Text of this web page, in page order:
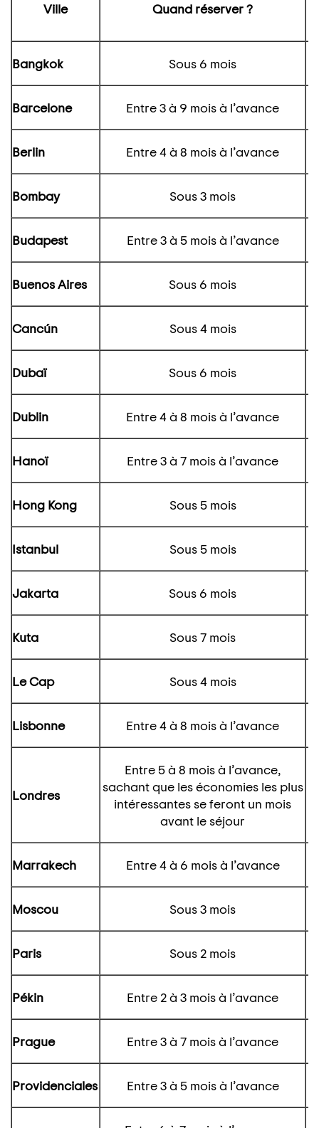
Ville Quand réserver ?
Bangkok Sous 6 mois
Barcelone Entre 3 à 9 mois à l’avance
Berlin Entre 4 à 8 mois à l’avance
Bombay Sous 3 mois
Budapest Entre 3 à 5 mois à l’avance
Buenos Aires Sous 6 mois
Cancún Sous 4 mois
Dubaï Sous 6 mois
Dublin Entre 4 à 8 mois à l’avance
Hanoï Entre 3 à 7 mois à l’avance
Hong Kong Sous 5 mois
Istanbul Sous 5 mois
Jakarta Sous 6 mois
Kuta Sous 7 mois
Le Cap Sous 4 mois
Lisbonne Entre 4 à 8 mois à l’avance
Londres
Entre 5 à 8 mois à l’avance,
sachant que les économies les plus
intéressantes se feront un mois
avant le séjour
Marrakech Entre 4 à 6 mois à l’avance
Moscou Sous 3 mois
Paris Sous 2 mois
Pékin Entre 2 à 3 mois à l’avance
Prague Entre 3 à 7 mois à l’avance
Providenciales Entre 3 à 5 mois à l’avance